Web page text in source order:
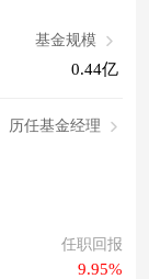
基金规模
0.44亿
历任基金经理
任职回报
9.95%